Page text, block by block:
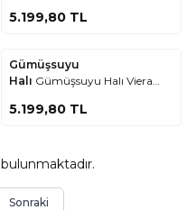
5.199,80 TL
Favorilere Ekle
Gümüşsuyu
Halı Gümüşsuyu Halı Viera
5.199,80 TL
bulunmaktadır.
Sonraki